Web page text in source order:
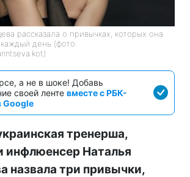
рассказала о привычках, которых она
день (фото:
а не в шоке! Добавь
своей ленте вместе с РБК-
Google
тренерша,
инфлюенсер Наталья
назвала три привычки,